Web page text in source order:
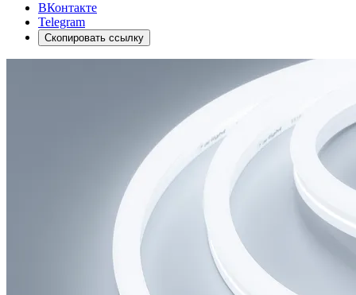
ВКонтакте
Telegram
Скопировать ссылку